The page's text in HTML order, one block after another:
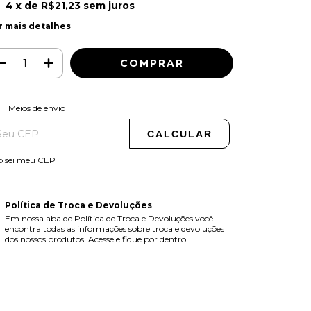
4 x de R$21,23 sem juros
mais detalhes
para o CEP:
Meios de envio
CALCULAR
sei meu CEP
Política de Troca e Devoluções
Em nossa aba de Política de Troca e Devoluções você
encontra todas as informações sobre troca e devoluções
dos nossos produtos. Acesse e fique por dentro!